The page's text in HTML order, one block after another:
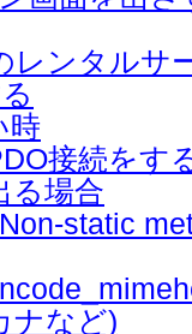
レンタルサ
時
接続をす
る場合
static
ナなど)